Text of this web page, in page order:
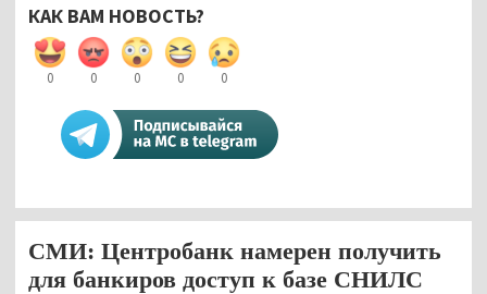
КАК ВАМ НОВОСТЬ?
0 0 0 0 0
СМИ: Центробанк намерен получить
для банкиров доступ к базе СНИЛС